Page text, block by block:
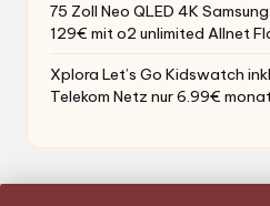
75 Zoll Neo QLED 4K
129€ mit o2 unlimited Allnet
Xplora Let’s Go Kidswatch
Telekom Netz nur 6.99€